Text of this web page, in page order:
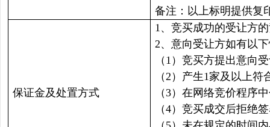
备注：以上标明提供复
保证金及处置方式
1、竞买成功的受让方
2、意向受让方如有以
（1）竞买方提出意向
（2）产生1家及以上
（3）在网络竞价程序
（4）竞买成交后拒绝